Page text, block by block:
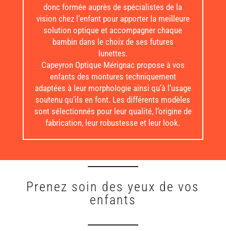
visage. L’équipe de Capeyron Optique s’est
donc formée auprès de spécialistes de la
vision chez l’enfant pour apporter la meilleure
solution optique et accompagner chaque
bambin dans le choix de ses futures
lunettes.
Capeyron Optique Mérignac propose à vos
enfants des montures techniquement
adaptées à leur morphologie ainsi qu’à l’usage
soutenu qu’ils en font. Les différents modèles
sont sélectionnés pour leur qualité, l’origine de
Prenez soin des yeux de vos